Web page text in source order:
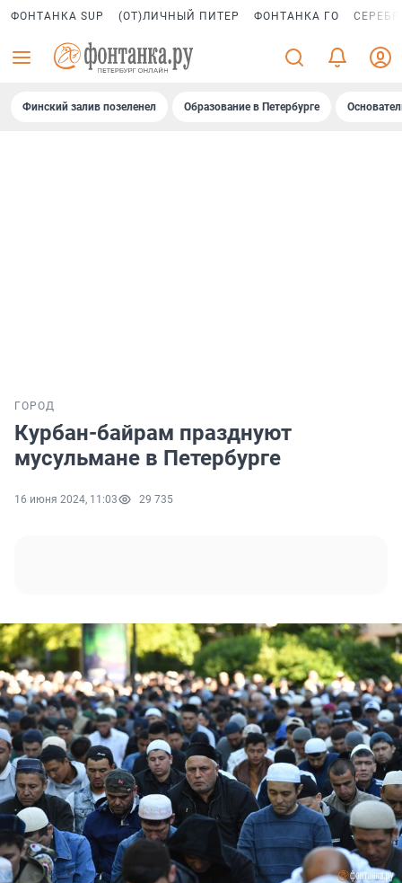
ФОНТАНКА SUP (ОТ)ЛИЧНЫЙ ПИТЕР ФОНТАНКА ГО
Финский залив позеленел Образование в Петербурге
ГОРОД
Курбан-байрам празднуют
мусульмане в Петербурге
16 июня 2024, 11:03 29 735